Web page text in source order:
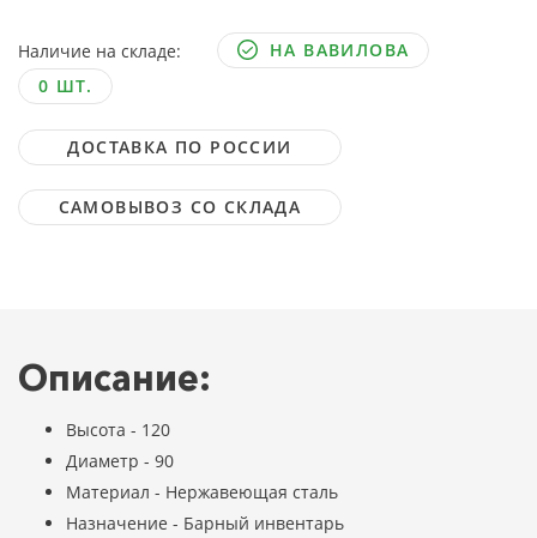
Наличие на складе:
НА ВАВИЛОВА
0 ШТ.
ДОСТАВКА ПО РОССИИ
САМОВЫВОЗ СО СКЛАДА
Описание:
Высота - 120
Диаметр - 90
Материал - Нержавеющая сталь
Назначение - Барный инвентарь